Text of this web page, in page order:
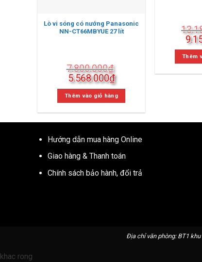
Lò vi sóng có nướng Panasonic
NN-CT66MBYUE 27 lít
7.800.000₫
Giá
gốc
là:
7.800.000₫.
5.568.000₫Giá
hiện
tại
là:
5.568.000₫.
Thêm vào giỏ hàng
Giá
gốc
là:
Thêm
Hướng dẫn mua hàng Online
Giao hàng & Thanh toán
Chính sách bảo hành, đổi trả
Địa chỉ văn phòng: BT1
khac rong